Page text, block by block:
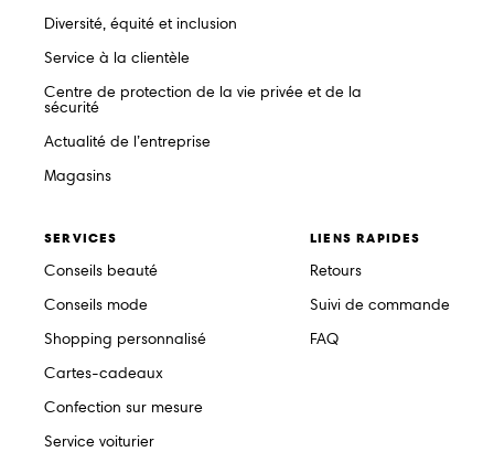
Diversité, équité et inclusion
Service à la clientèle
Centre de protection de la vie privée et de la
sécurité
Actualité de l’entreprise
Magasins
SERVICES
Conseils beauté
Conseils mode
Shopping personnalisé
Cartes-cadeaux
Confection sur mesure
Service voiturier
LIENS RAPIDES
Retours
Suivi de commande
FAQ